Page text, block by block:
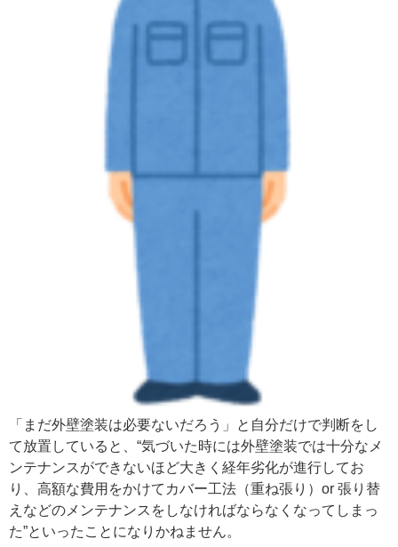
「まだ外壁塗装は必要ないだろう」と自分だけで判断をし
て放置していると、“気づいた時には外壁塗装では十分なメ
ンテナンスができないほど大きく経年劣化が進行してお
り、高額な費用をかけてカバー工法（重ね張り）or 張り替
えなどのメンテナンスをしなければならなくなってしまっ
た”といったことになりかねません。